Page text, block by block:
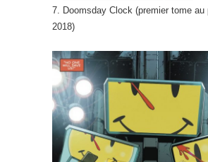
7. Doomsday Clock (premier tome
2018)